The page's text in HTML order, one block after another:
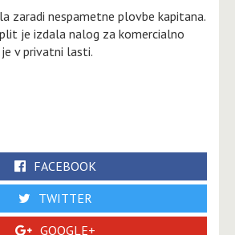
zaradi nespametne plovbe kapitana.
je izdala nalog za komercialno
v privatni lasti.
FACEBOOK
TWITTER
GOOGLE+